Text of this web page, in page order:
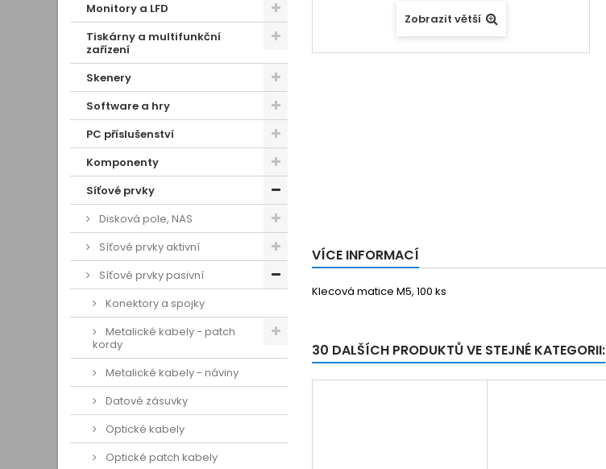
Monitory a LFD
Tiskárny a multifunkční
zařízení
Skenery
Software a hry
PC příslušenství
Komponenty
Síťové prvky
Disková pole, NAS
Síťové prvky aktivní
Síťové prvky pasivní
Konektory a spojky
Metalické kabely - patch
kordy
Metalické kabely - náviny
Datové zásuvky
Optické kabely
Optické patch kabely
Zobrazit větší
VÍCE INFORMACÍ
Klecová matice M5, 100 ks
30 DALŠÍCH PRODUKTŮ VE STEJNÉ KATEGORII: